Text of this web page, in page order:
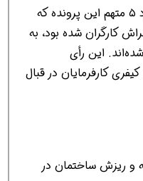
سخنگوی قوه قضاییه اعلام کرد ۵ متهم این پرونده که
کارگران شده بود، به
این رأی
کارفرمایان در قبال
در حیدرآباد ۵ کشته و ریزش ساختمان در